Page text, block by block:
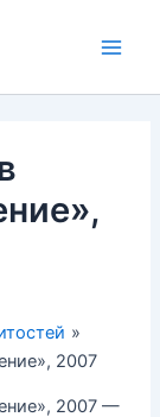
2007
2007 —